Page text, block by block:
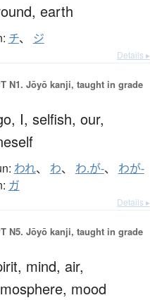
earth
チ、 ジ
Details ▸
N1. Jōyō kanji, taught in grade
I, selfish, our,
われ、 わ、 わ.が-、 わが-
ガ
Details ▸
N5. Jōyō kanji, taught in grade
mind, air,
mood